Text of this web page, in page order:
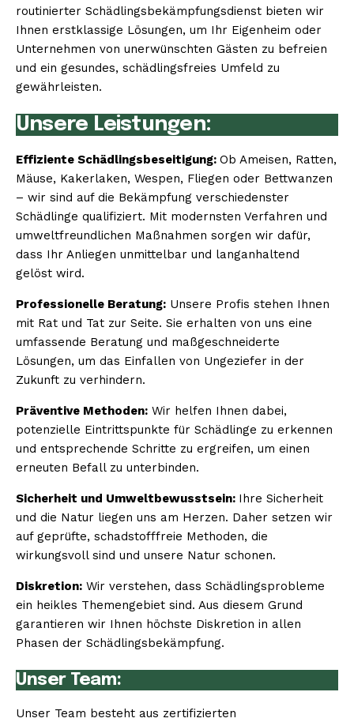
routinierter Schädlingsbekämpfungsdienst bieten wir
Ihnen erstklassige Lösungen, um Ihr Eigenheim oder
Unternehmen von unerwünschten Gästen zu befreien
und ein gesundes, schädlingsfreies Umfeld zu
gewährleisten.
Unsere Leistungen:
Effiziente Schädlingsbeseitigung: Ob Ameisen, Ratten,
Mäuse, Kakerlaken, Wespen, Fliegen oder Bettwanzen
– wir sind auf die Bekämpfung verschiedenster
Schädlinge qualifiziert. Mit modernsten Verfahren und
umweltfreundlichen Maßnahmen sorgen wir dafür,
dass Ihr Anliegen unmittelbar und langanhaltend
gelöst wird.
Professionelle Beratung: Unsere Profis stehen Ihnen
mit Rat und Tat zur Seite. Sie erhalten von uns eine
umfassende Beratung und maßgeschneiderte
Lösungen, um das Einfallen von Ungeziefer in der
Zukunft zu verhindern.
Präventive Methoden: Wir helfen Ihnen dabei,
potenzielle Eintrittspunkte für Schädlinge zu erkennen
und entsprechende Schritte zu ergreifen, um einen
erneuten Befall zu unterbinden.
Sicherheit und Umweltbewusstsein: Ihre Sicherheit
und die Natur liegen uns am Herzen. Daher setzen wir
auf geprüfte, schadstofffreie Methoden, die
wirkungsvoll sind und unsere Natur schonen.
Diskretion: Wir verstehen, dass Schädlingsprobleme
ein heikles Themengebiet sind. Aus diesem Grund
garantieren wir Ihnen höchste Diskretion in allen
Phasen der Schädlingsbekämpfung.
Unser Team:
Unser Team besteht aus zertifizierten